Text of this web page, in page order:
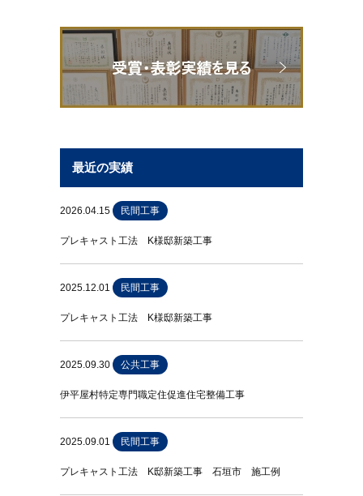
最近の実績
2026.04.15 民間工事
プレキャスト工法 K様邸新築工事
2025.12.01 民間工事
プレキャスト工法 K様邸新築工事
2025.09.30 公共工事
伊平屋村特定専門職定住促進住宅整備工事
2025.09.01 民間工事
プレキャスト工法 K邸新築工事 石垣市 施工例